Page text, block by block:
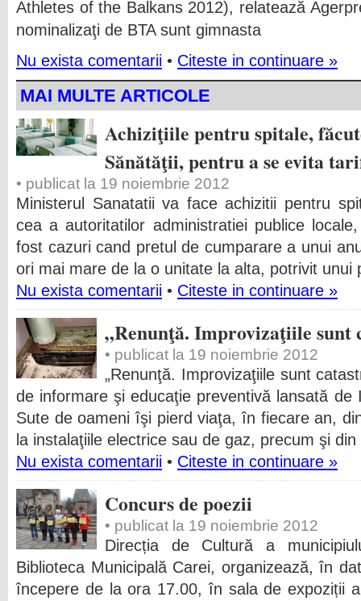
Athletes of the Balkans 2012), relatează
nominalizaţi de BTA sunt gimnasta
Nu exista comentarii • Citeste in continuare »
MAI MULTE ARTICOLE
Achiziţiile pentru spitale,
Sănătăţii, pentru a se evita
• publicat la 19 noiembrie 2012
Ministerul Sanatatii va face achizitii pentru
cea a autoritatilor administratiei publice
fost cazuri cand pretul de cumparare a unui
ori mai mare de la o unitate la alta, potrivit unui
Nu exista comentarii • Citeste in continuare »
„Renunţă. Improvizaţiile sunt
• publicat la 19 noiembrie 2012
„Renunţă. Improvizaţiile sunt
de informare şi educaţie preventivă lansată
Sute de oameni îşi pierd viaţa, în fiecare an,
la instalaţiile electrice sau de gaz, precum şi din
Nu exista comentarii • Citeste in continuare »
Concurs de poezii
• publicat la 19 noiembrie 2012
Direcția de Cultură a
Biblioteca Municipală Carei, organizează, în
începere de la ora 17.00, în sala de expoziții